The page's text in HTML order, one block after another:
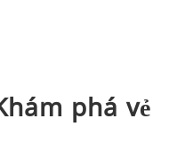
phá vẻ